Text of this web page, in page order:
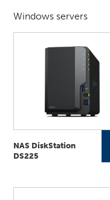
Windows servers
NAS DiskStation
DS225